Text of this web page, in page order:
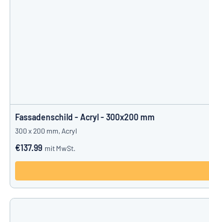
Fassadenschild - Acryl - 300x200 mm
300 x 200 mm, Acryl
€137.99 mit MwSt.